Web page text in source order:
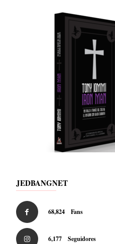
JEDBANGNET
68,824 Fans
6,177 Seguidores